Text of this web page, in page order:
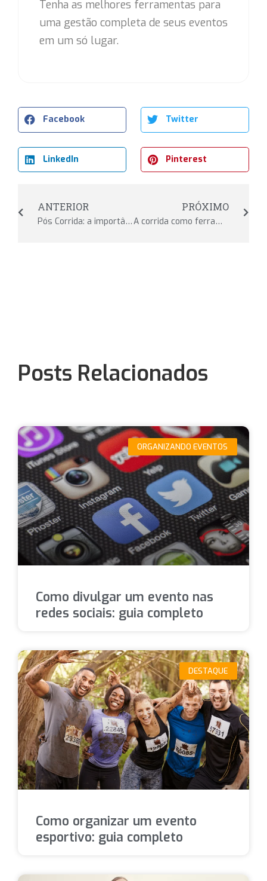
Tenha as melhores ferramentas para
uma gestão completa de seus eventos
em um só lugar.
Facebook Twitter
LinkedIn Pinterest
ANTERIOR
Pós Corrida: a importância do descanso e da recuperação
PRÓXIMO
A corrida como ferramenta de superação
Posts Relacionados
ORGANIZANDO EVENTOS
Como divulgar um evento nas
redes sociais: guia completo
DESTAQUE
Como organizar um evento
esportivo: guia completo